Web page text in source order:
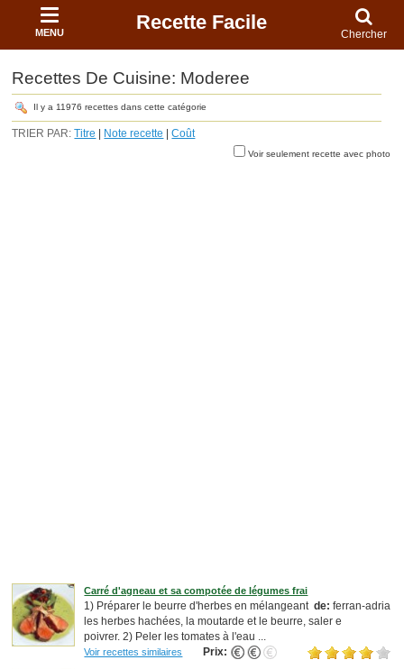
MENU Recette Facile
Chercher
Recettes De Cuisine: Moderee
Il y a 11976 recettes dans cette catégorie
TRIER PAR: Titre | Note recette |Coût
Voir seulement recette avec photo
Carré d'agneau et sa compotée de légumes frai
de: ferran-adria
1) Préparer le beurre d'herbes en mélangeant
les herbes hachées, la moutarde et le beurre, saler e
poivrer. 2) Peler les tomates à l'eau ...
Voir recettes similaires Prix: